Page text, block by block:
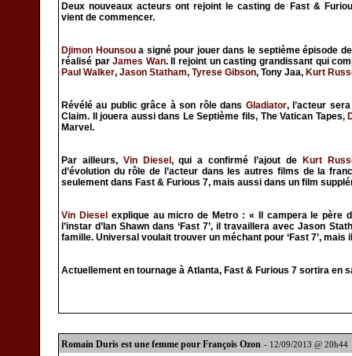
Deux nouveaux acteurs ont rejoint le casting de Fast &
vient de commencer.
Djimon Hounsoua signé pour jouer dans le septième épisode
réalisé parJames Wan. Il rejoint un casting grandissant qui
Paul Walker, Jason Statham, Tyrese Gibson, Tony Jaa, Kurt
Révélé au public grâce à son rôle dans Gladiator, l’acteur
Claim. Il jouera aussi dans Le Septième fils, The Vatican Tapes,
Marvel.
Par ailleurs, Vin Diesel , qui a confirmé l’ajout de
Kurt
d’évolution du rôle de l’acteur dans les autres films de la
seulement dans Fast & Furious 7, mais aussi dans un film
Vin Diesel explique au micro de Metro : « Il campera le père
l’instar d’Ian Shawn dans ‘Fast 7’, il travaillera avec Jason
famille. Universal voulait trouver un méchant pour ‘Fast 7’, mais
Actuellement en tournage à Atlanta, Fast & Furious 7 sortira en
Romain Duris est une femme pour François Ozon - 12/09/2013 @ 20h44